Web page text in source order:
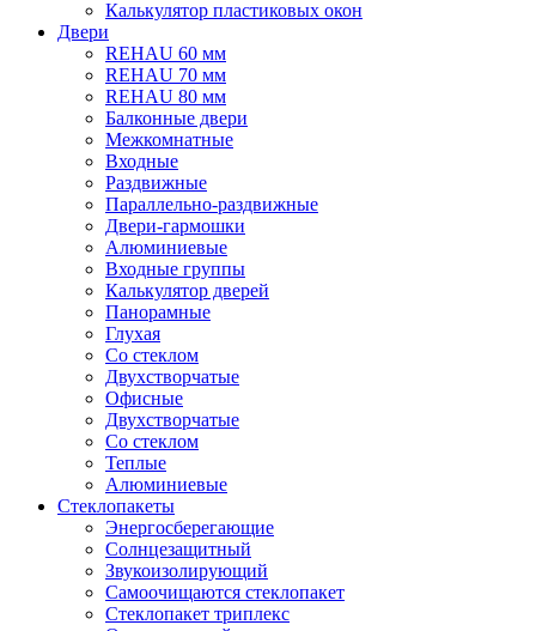
Калькулятор пластиковых окон
Двери
REHAU 60 мм
REHAU 70 мм
REHAU 80 мм
Балконные двери
Межкомнатные
Входные
Раздвижные
Параллельно-раздвижные
Двери-гармошки
Алюминиевые
Входные группы
Калькулятор дверей
Панорамные
Глухая
Со стеклом
Двухстворчатые
Офисные
Двухстворчатые
Со стеклом
Теплые
Алюминиевые
Стеклопакеты
Энергосберегающие
Солнцезащитный
Звукоизолирующий
Самоочищаются стеклопакет
Стеклопакет триплекс